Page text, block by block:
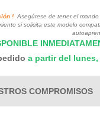
!Asegúrese de tener el mando
si solicita este modelo
a partir del
COMPROMISOS